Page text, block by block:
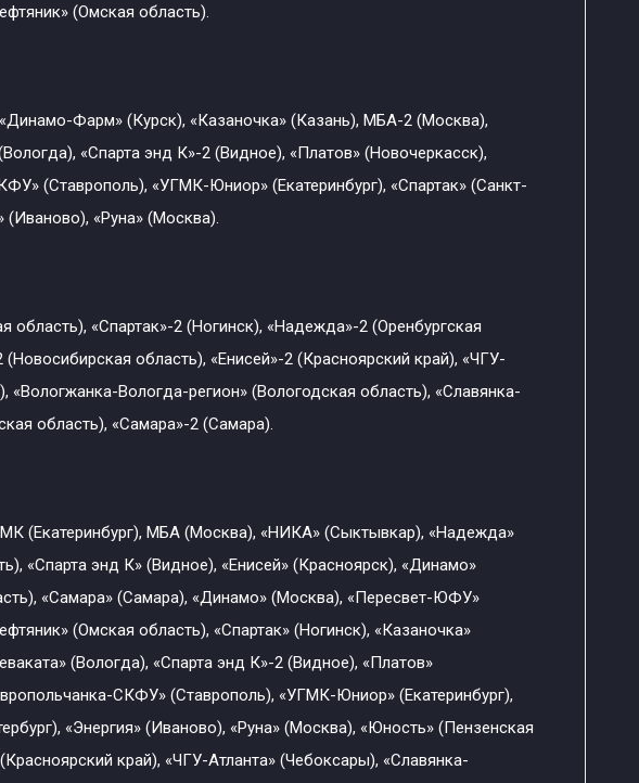
(Омская область).
«Динамо-Фарм» (Курск), «Казаночка» (Казань), МБА-2 (Москва),
«Спарта энд К»-2 (Видное), «Платов» (Новочеркасск),
(Ставрополь), «УГМК-Юниор» (Екатеринбург), «Спартак» (Санкт-
(Иваново), «Руна» (Москва).
область), «Спартак»-2 (Ногинск), «Надежда»-2 (Оренбургская
область), «Енисей»-2 (Красноярский край), «ЧГУ-
«Вологжанка-Вологда-регион» (Вологодская область), «Славянка-
область), «Самара»-2 (Самара).
(Екатеринбург), МБА (Москва), «НИКА» (Сыктывкар), «Надежда»
«Спарта энд К» (Видное), «Енисей» (Красноярск), «Динамо»
«Самара» (Самара), «Динамо» (Москва), «Пересвет-ЮФУ»
(Омская область), «Спартак» (Ногинск), «Казаночка»
(Вологда), «Спарта энд К»-2 (Видное), «Платов»
СКФУ» (Ставрополь), «УГМК-Юниор» (Екатеринбург),
«Энергия» (Иваново), «Руна» (Москва), «Юность» (Пензенская
край), «ЧГУ-Атланта» (Чебоксары), «Славянка-